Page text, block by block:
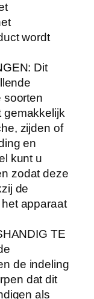
wordt
Dit
soorten
gemakkelijk
zijden of
en
kunt u
zodat deze
de
apparaat
TE
de indeling
dat dit
als